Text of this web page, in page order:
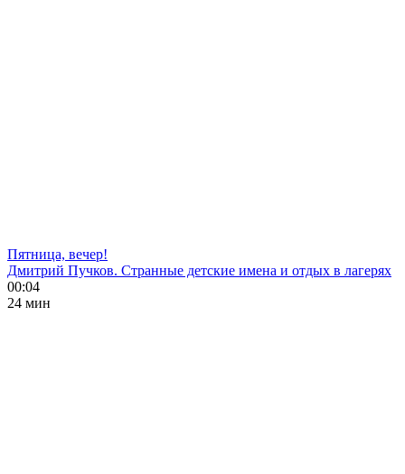
Пятница, вечер!
Дмитрий Пучков. Странные детские имена и отдых в лагерях
00:04
24 мин